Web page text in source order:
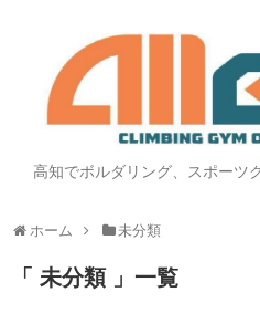
高知でボルダリング、スポーツ
ホーム 未分類
「 未分類 」一覧